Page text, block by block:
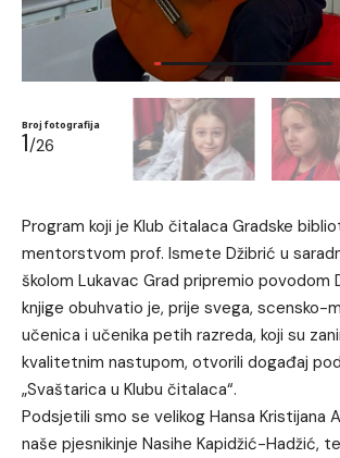
Broj fotografija
1/26
Program koji je Klub čitalaca Gradske
mentorstvom prof. Ismete Džibrić u
školom Lukavac Grad pripremio povodom
knjige obuhvatio je, prije svega, scensko-
učenica i učenika petih razreda, koji su
kvalitetnim nastupom, otvorili događaj
„Svaštarica u Klubu čitalaca“.
Podsjetili smo se velikog Hansa Kristijana
naše pjesnikinje Nasihe Kapidžić-Hadžić,